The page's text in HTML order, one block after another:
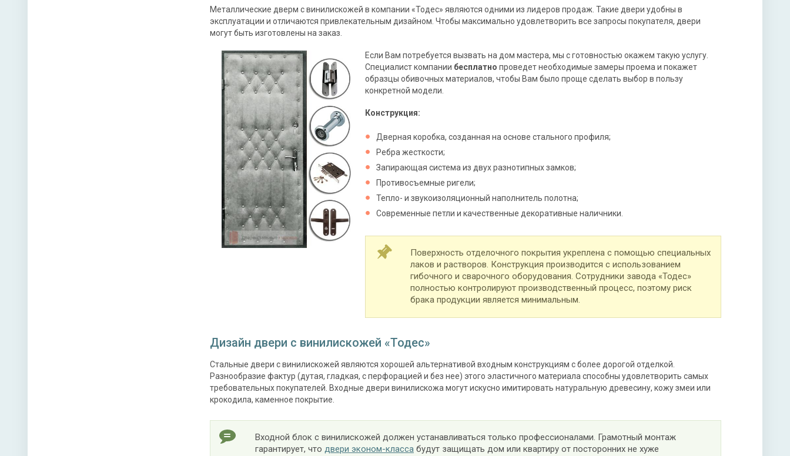
Металлические дверм с винилискожей в компании «Тодес» являются одними из лидеров продаж. Такие двери удобны в
эксплуатации и отличаются привлекательным дизайном. Чтобы максимально удовлетворить все запросы покупателя, двери
могут быть изготовлены на заказ.
Если Вам потребуется вызвать на дом мастера, мы с готовностью окажем такую услугу.
Специалист компании бесплатно проведет необходимые замеры проема и покажет
образцы обивочных материалов, чтобы Вам было проще сделать выбор в пользу
конкретной модели.
Конструкция:
Дверная коробка, созданная на основе стального профиля;
Ребра жесткости;
Запирающая система из двух разнотипных замков;
Противосъемные ригели;
Тепло- и звукоизоляционный наполнитель полотна;
Современные петли и качественные декоративные наличники.
Поверхность отделочного покрытия укреплена с помощью специальных
лаков и растворов. Конструкция производится с использованием
гибочного и сварочного оборудования. Сотрудники завода «Тодес»
полностью контролируют производственный процесс, поэтому риск
брака продукции является минимальным.
Дизайн двери с винилискожей «Тодес»
Стальные двери с винилискожей являются хорошей альтернативой входным конструкциям с более дорогой отделкой.
Разнообразие фактур (дутая, гладкая, с перфорацией и без нее) этого эластичного материала способны удовлетворить самых
требовательных покупателей. Входные двери винилискожа могут искусно имитировать натуральную древесину, кожу змеи или
крокодила, каменное покрытие.
Входной блок с винилискожей должен устанавливаться только профессионалами. Грамотный монтаж
гарантирует, что двери эконом-класса будут защищать дом или квартиру от посторонних не хуже